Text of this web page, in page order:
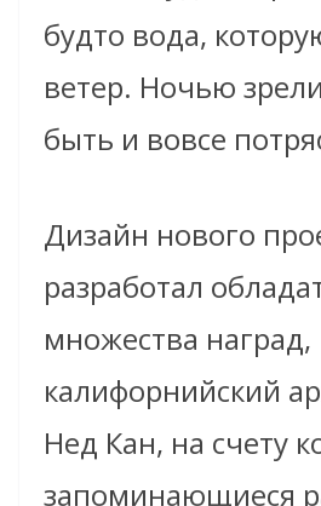
будто вода,
ветер. Ночью
быть и вовсе
Дизайн нового
разработал
множества наград,
калифорнийский
Нед Кан, на счету
запоминающиеся